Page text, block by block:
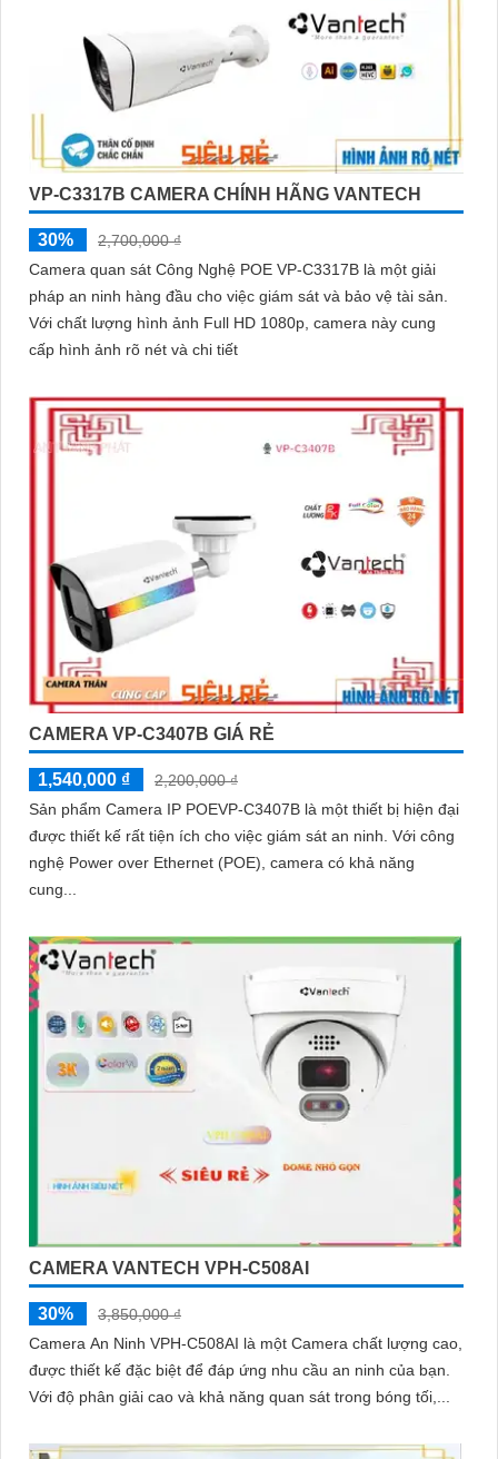
VP-C3317B CAMERA CHÍNH HÃNG VANTECH
30%
2,700,000 ₫
Camera quan sát Công Nghệ POE VP-C3317B là một giải
pháp an ninh hàng đầu cho việc giám sát và bảo vệ tài sản.
Với chất lượng hình ảnh Full HD 1080p, camera này cung
cấp hình ảnh rõ nét và chi tiết
CAMERA VP-C3407B GIÁ RẺ
1,540,000 ₫
2,200,000 ₫
Sản phẩm Camera IP POEVP-C3407B là một thiết bị hiện đại
được thiết kế rất tiện ích cho việc giám sát an ninh. Với công
nghệ Power over Ethernet (POE), camera có khả năng
cung...
CAMERA VANTECH VPH-C508AI
30%
3,850,000 ₫
Camera An Ninh VPH-C508AI là một Camera chất lượng cao,
được thiết kế đặc biệt để đáp ứng nhu cầu an ninh của bạn.
Với độ phân giải cao và khả năng quan sát trong bóng tối,...